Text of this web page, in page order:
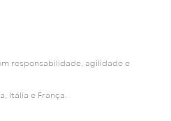
responsabilidade, agilidade e
Itália e França.